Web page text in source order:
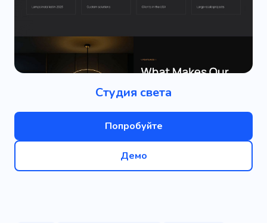
Студия света
Попробуйте
Демо